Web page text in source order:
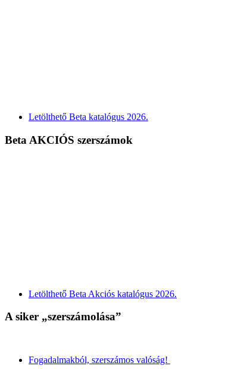
Letölthető Beta katalógus 2026.
Beta AKCIÓS szerszámok
Letölthető Beta Akciós katalógus 2026.
A siker „szerszámolása”
Fogadalmakból, szerszámos valóság!